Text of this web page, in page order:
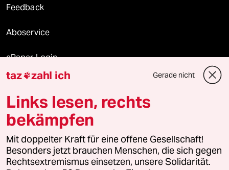
Feedback
Aboservice
ePaper Login
Downloads für Abonnierende
© 2026 taz Verlags und Vertriebs GmbH
Alle Rechte vorbehalten. Bei rechtlichen Fragen oder für Genehmigungen
wenden Sie sich bitte an
lizenzen@taz.de
taz zahl ich Gerade nicht
Links lesen, rechts
bekämpfen
Mit doppelter Kraft für eine offene Gesellschaft!
Besonders jetzt brauchen Menschen, die sich gegen
Rechtsextremismus einsetzen, unsere Solidarität.